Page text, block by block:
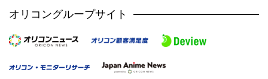
オリコングループサイト